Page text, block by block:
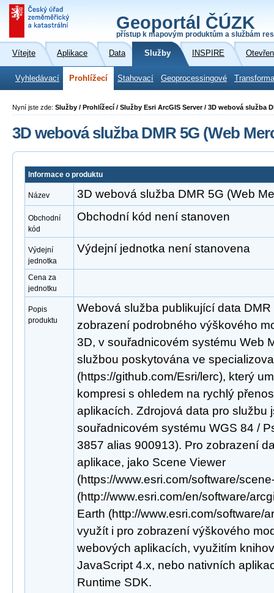
Geoportál ČÚZK
přístup k mapovým produktům a službám
Vítejte Aplikace Data Služby INSPIRE
Vyhledávací Prohlížecí Stahovací Geoprocessingové
Nyní jste zde: Služby / Prohlížecí / Služby Esri ArcGIS Server / 3D webová služba
3D webová služba DMR 5G (Web
Informace o produktu
Název 3D webová služba DMR 5G (Web
Obchodní
kód
Obchodní kód není stanoven
Výdejní
jednotka
Výdejní jednotka není stanovena
Cena za
jednotku
Popis
produktu
Webová služba publikující data
zobrazení podrobného výškového
3D, v souřadnicovém systému Web
službou poskytována ve
(https://github.com/Esri/lerc), který
kompresi s ohledem na rychlý
aplikacích. Zdrojová data pro službu
souřadnicovém systému WGS 84 /
3857 alias 900913). Pro zobrazení
aplikace, jako Scene Viewer
(https://www.esri.com/software/
(http://www.esri.com/en/software/
Earth (http://www.esri.com/software/
využít i pro zobrazení výškového
webových aplikacích, využitím
JavaScript 4.x, nebo nativních
Runtime SDK.